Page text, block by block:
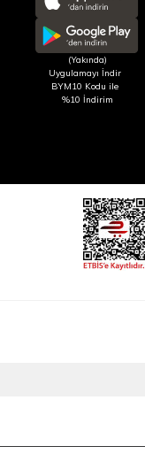
(Yakında)
Uygulamayı İndir
BYM10 Kodu ile
%10 İndirim